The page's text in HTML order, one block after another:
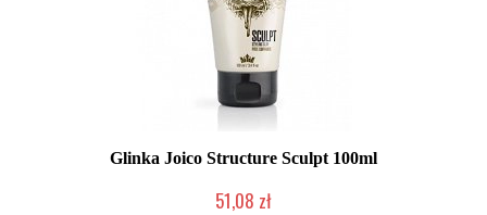
Glinka Joico Structure Sculpt 100ml
51,08 zł